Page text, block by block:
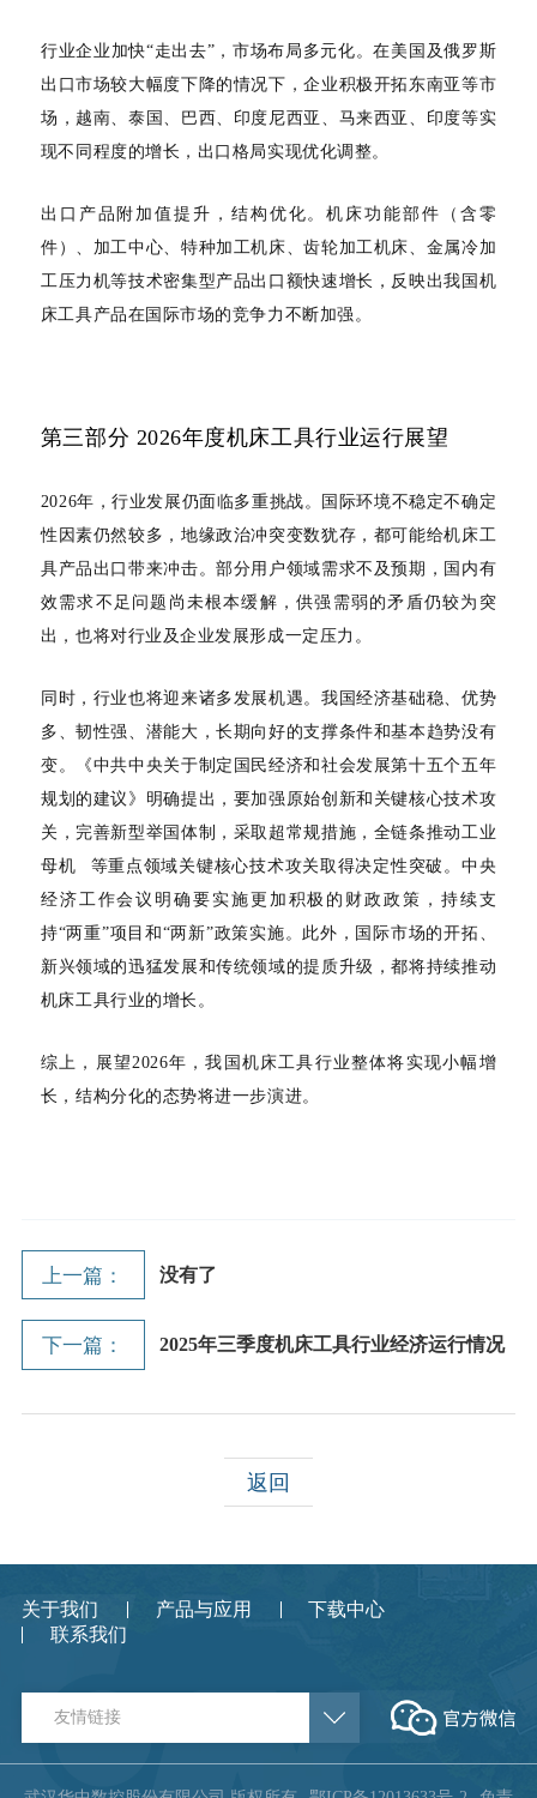
行业企业加快“走出去”，市场布局多元化。在美国及俄罗斯
出口市场较大幅度下降的情况下，企业积极开拓东南亚等市
场，越南、泰国、巴西、印度尼西亚、马来西亚、印度等实
现不同程度的增长，出口格局实现优化调整。
出口产品附加值提升，结构优化。机床功能部件（含零
件）、加工中心、特种加工机床、齿轮加工机床、金属冷加
工压力机等技术密集型产品出口额快速增长，反映出我国机
床工具产品在国际市场的竞争力不断加强。
第三部分 2026年度机床工具行业运行展望
2026年，行业发展仍面临多重挑战。国际环境不稳定不确定
性因素仍然较多，地缘政治冲突变数犹存，都可能给机床工
具产品出口带来冲击。部分用户领域需求不及预期，国内有
效需求不足问题尚未根本缓解，供强需弱的矛盾仍较为突
出，也将对行业及企业发展形成一定压力。
同时，行业也将迎来诸多发展机遇。我国经济基础稳、优势
多、韧性强、潜能大，长期向好的支撑条件和基本趋势没有
变。《中共中央关于制定国民经济和社会发展第十五个五年
规划的建议》明确提出，要加强原始创新和关键核心技术攻
关，完善新型举国体制，采取超常规措施，全链条推动工业
母机
等重点领域关键核心技术攻关取得决定性突破。中央
经济工作会议明确要实施更加积极的财政政策，持续支
持“两重”项目和“两新”政策实施。此外，国际市场的开拓、
新兴领域的迅猛发展和传统领域的提质升级，都将持续推动
机床工具行业的增长。
综上，展望2026年，我国机床工具行业整体将实现小幅增
长，结构分化的态势将进一步演进。
上一篇： 没有了
下一篇： 2025年三季度机床工具行业经济运行情况
返回
关于我们 产品与应用
下载中心
联系我们
友情链接